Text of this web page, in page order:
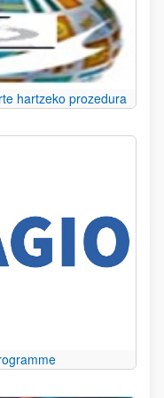
hartzeko prozedura